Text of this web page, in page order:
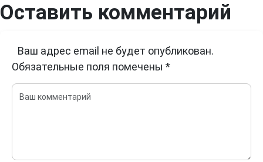
Оставить комментарий
Ваш адрес email не будет опубликован.
Обязательные поля помечены *